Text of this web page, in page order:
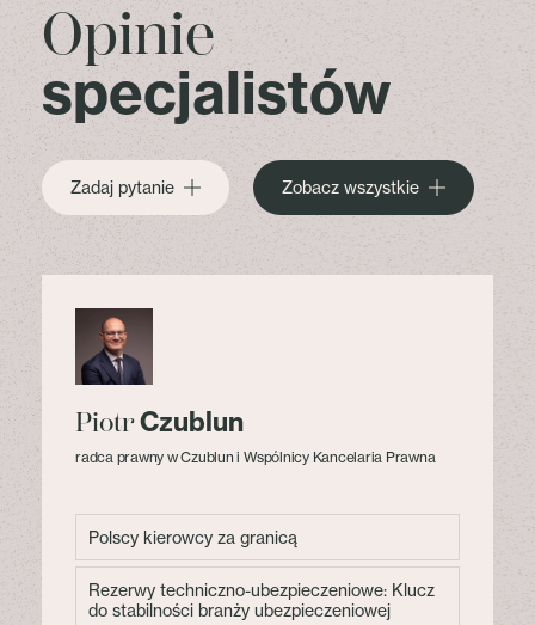
Opinie
specjalistów
Zadaj pytanie Zobacz wszystkie
PiotrCzublun
radca prawny w Czublun i Wspólnicy Kancelaria Prawna
Polscy kierowcy za granicą
Rezerwy techniczno-ubezpieczeniowe: Klucz
do stabilności branży ubezpieczeniowej